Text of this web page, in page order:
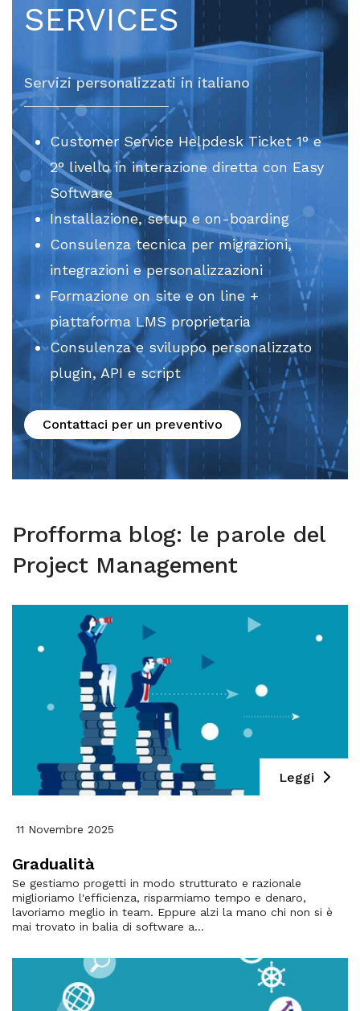
SERVICES
Servizi personalizzati in italiano
Customer Service Helpdesk Ticket 1° e
2° livello in interazione diretta con Easy
Software
Installazione, setup e on-boarding
Consulenza tecnica per migrazioni,
integrazioni e personalizzazioni
Formazione on site e on line +
piattaforma LMS proprietaria
Consulenza e sviluppo personalizzato
plugin, API e script
Contattaci per un preventivo
Profforma blog: le parole del
Project Management
Gradualità
11 Novembre 2025
Se gestiamo progetti in modo strutturato e razionale
miglioriamo l'efficienza, risparmiamo tempo e denaro,
lavoriamo meglio in team. Eppure alzi la mano chi non si è
mai trovato in balia di software a...
Leggi